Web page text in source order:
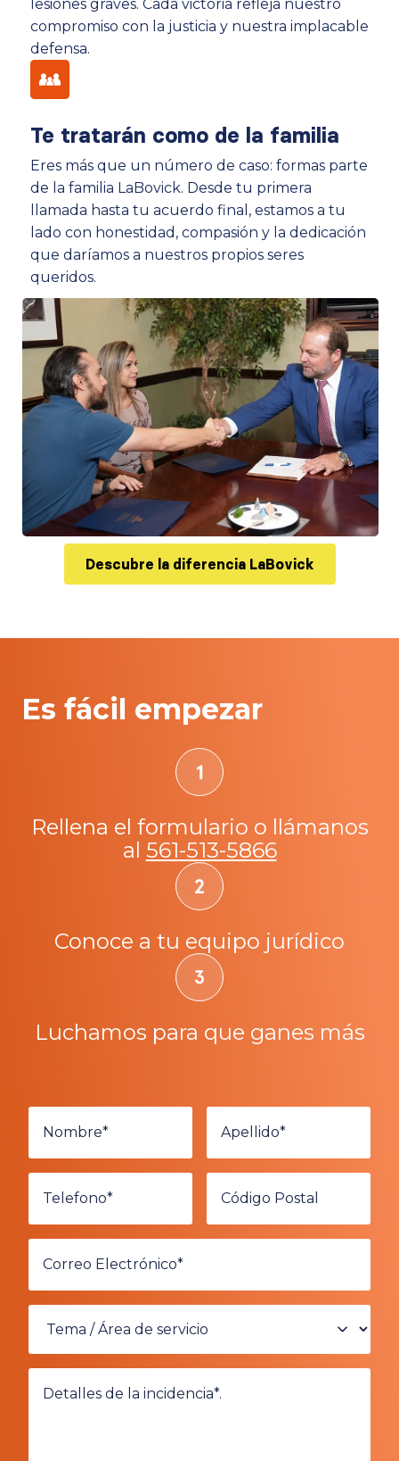
lesiones graves. Cada victoria refleja nuestro
compromiso con la justicia y nuestra implacable
defensa.
Te tratarán como de la familia
Eres más que un número de caso: formas parte
de la familia LaBovick. Desde tu primera
llamada hasta tu acuerdo final, estamos a tu
lado con honestidad, compasión y la dedicación
que daríamos a nuestros propios seres
queridos.
Descubre la diferencia LaBovick
Es fácil empezar
Rellena el formulario o llámanos
al 561-513-5866
Conoce a tu equipo jurídico
Luchamos para que ganes más